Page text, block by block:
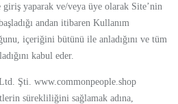
giriş yaparak ve/veya üye olarak Site’nin
andan itibaren Kullanım
içeriğini bütünü ile anladığını ve tüm
kabul eder.
Şti . www.commonpeople.shop
sürekliliğini sağlamak adına,